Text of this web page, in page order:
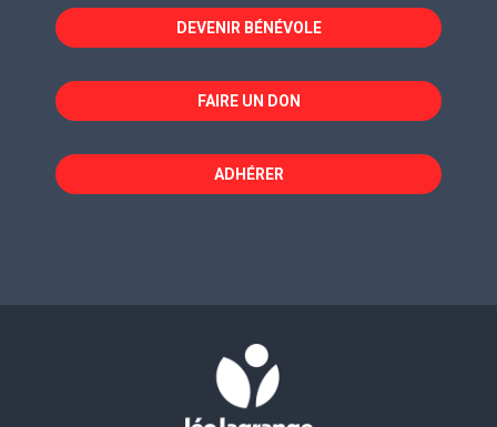
fenêtrefenêtrefenêtre
DEVENIR BÉNÉVOLE
FAIRE UN DON
ADHÉRER